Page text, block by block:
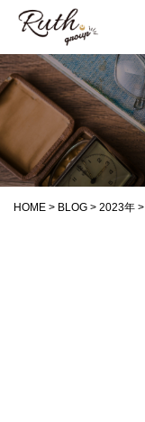
t
h
g
r
o
u
HOME > BLOG > 2023年 >